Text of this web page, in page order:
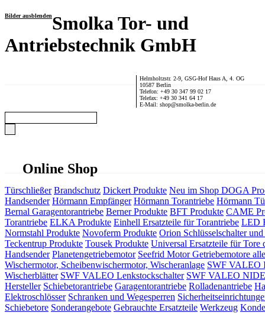
Bilder ausblendenSmolka Tor- und
Antriebstechnik GmbH
Helmholtzstr. 2-9, GSG-Hof Haus A, 4. OG
10587 Berlin
Telefon: +49 30 347 99 02 17
Telefax: +49 30 341 64 17
E-Mail: shop@smolka-berlin.de
Online Shop
Türschließer Brandschutz Dickert Produkte Neu im Shop DOGA
Handsender Hörmann Empfänger Hörmann Torantriebe Hörmann
Bernal Garagentorantriebe Berner Produkte BFT Produkte CAME
Torantriebe ELKA Produkte Einhell Ersatzteile für Torantriebe LED
Normstahl Produkte Novoferm Produkte Orion Schlüsselschalter und
Teckentrup Produkte Tousek Produkte Universal Ersatzteile für Tore
Handsender Planetengetriebemotor Seefrid Motor Getriebemotore
Wischermotor, Scheibenwischermotor, Wischeranlage SWF VALEO
Wischerblätter SWF VALEO Lenkstockschalter SWF VALEO
Hersteller Schiebetorantriebe Garagentorantriebe Rolladenantriebe
Elektroschlösser Schranken und Wegesperren
Schiebetore Sonderangebote Gebrauchte Ersatzteile Werkzeug